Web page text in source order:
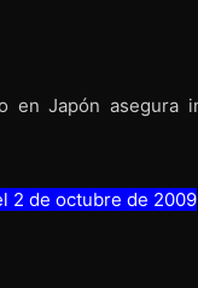
en Japón asegura
2 de octubre de 2009